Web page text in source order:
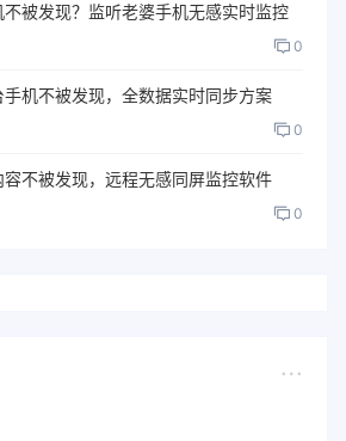
被发现？监听老婆手机无感实时监控
0
机不被发现，全数据实时同步方案
0
不被发现，远程无感同屏监控软件
0